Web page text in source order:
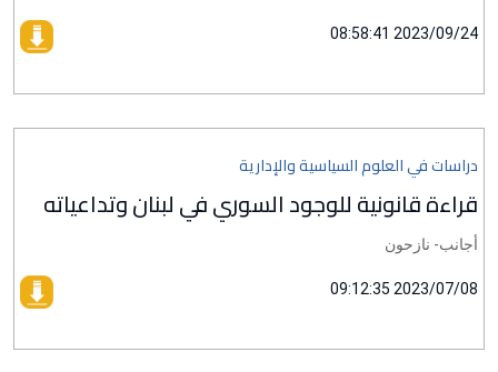
2023/09/24 08:58:41
دراسات في العلوم السياسية والإدارية
قراءة قانونية للوجود السوري في لبنان وتداعياته
أجانب- نازحون
2023/07/08 09:12:35